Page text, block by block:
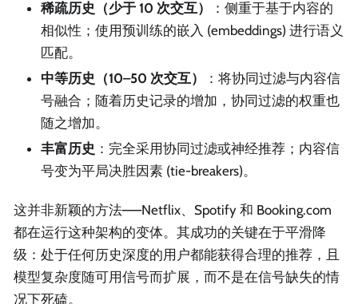
稀疏历史（少于 10 次交互）
：侧重于基于内容的
相似性；使用预训练的嵌入 (embeddings) 进行语义
匹配。
中等历史（10–50 次交互）
：将协同过滤与内容信
号融合；随着历史记录的增加，协同过滤的权重也
随之增加。
丰富历史 ：完全采用协同过滤或神经推荐；内容信
号变为平局决胜因素 (tie-breakers)。
这并非新颖的方法——Netflix、Spotify 和 Booking.com
都在运行这种架构的变体。其成功的关键在于平滑降
级：处于任何历史深度的用户都能获得合理的推荐，且
模型复杂度随可用信号而扩展，而不是在信号缺失的情
况下死磕。